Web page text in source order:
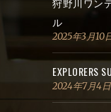
ル
2025年3月10
EXPLORERS
2024年7月4日